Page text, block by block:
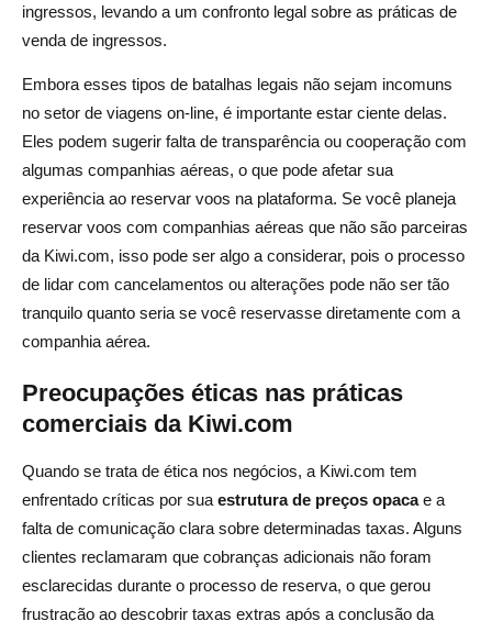
ingressos, levando a um confronto legal sobre as práticas de
venda de ingressos.
Embora esses tipos de batalhas legais não sejam incomuns
no setor de viagens on-line, é importante estar ciente delas.
Eles podem sugerir falta de transparência ou cooperação com
algumas companhias aéreas, o que pode afetar sua
experiência ao reservar voos na plataforma. Se você planeja
reservar voos com companhias aéreas que não são parceiras
da Kiwi.com, isso pode ser algo a considerar, pois o processo
de lidar com cancelamentos ou alterações pode não ser tão
tranquilo quanto seria se você reservasse diretamente com a
companhia aérea.
Preocupações éticas nas práticas
comerciais da Kiwi.com
Quando se trata de ética nos negócios, a Kiwi.com tem
enfrentado críticas por sua estrutura de preços opacae a
falta de comunicação clara sobre determinadas taxas. Alguns
clientes reclamaram que cobranças adicionais não foram
esclarecidas durante o processo de reserva, o que gerou
frustração ao descobrir taxas extras após a conclusão da